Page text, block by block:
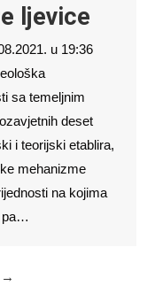
ljevice
u 19:36
sa temeljnim
deset
i teorijski etablira,
mehanizme
na kojima
pa…
→